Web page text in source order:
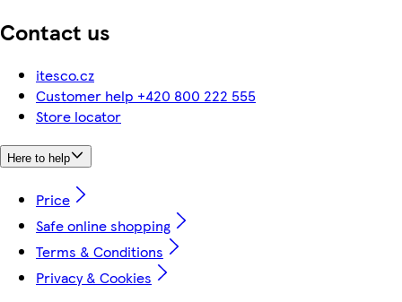
Contact us
itesco.cz
Customer help +420 800 222 555
Store locator
Here to help
Price
Safe online shopping
Terms & Conditions
Privacy & Cookies